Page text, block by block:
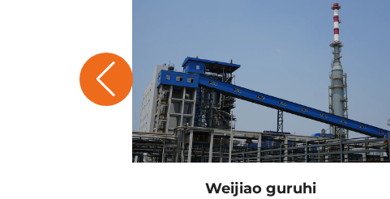
Weijiao guruhi